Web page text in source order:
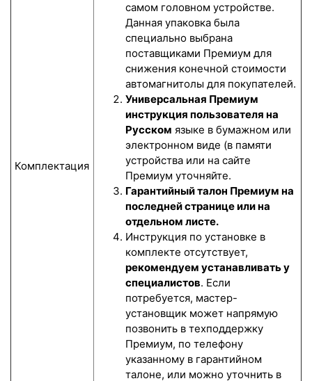
Комплектация
самом головном устройстве.
Данная упаковка была
специально выбрана
поставщиками Премиум для
снижения конечной стоимости
автомагнитолы для покупателей.
Универсальная Премиум
инструкция пользователя на
Русском языке в бумажном или
электронном виде (в памяти
устройства или на сайте
Премиум уточняйте.
Гарантийный талон Премиум на
последней странице или на
отдельном листе.
Инструкция по установке в
комплекте отсутствует,
рекомендуем устанавливать у
специалистов. Если
потребуется, мастер-
установщик может напрямую
позвонить в техподдержку
Премиум, по телефону
указанному в гарантийном
талоне, или можно уточнить в